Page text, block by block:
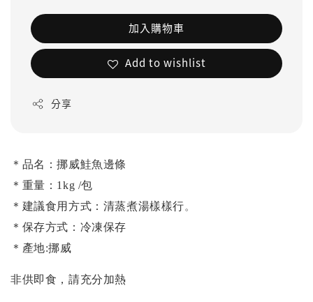
加入購物車
Add to wishlist
分享
＊品名：挪威鮭魚邊條
＊重量：1kg /包
＊建議食用方式：清蒸煮湯樣樣行。
＊保存方式：冷凍保存
＊產地:挪威
非供即食，請充分加熱